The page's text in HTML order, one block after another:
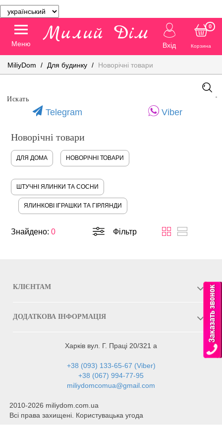
Меню Вхід Корзина
0
MiliyDom Для будинку Новорічні товари
Telegram Viber
Новорічні товари
ДЛЯ ДОМА НОВОРІЧНІ ТОВАРИ
ШТУЧНІ ЯЛИНКИ ТА СОСНИ
ЯЛИНКОВІ ІГРАШКИ ТА ГІРЛЯНДИ
Знайдено:0 Фільтр
КЛІЄНТАМ
ДОДАТКОВА ІНФОРМАЦІЯ
Харків вул. Г. Праці 20/321 а
+38 (093) 133-65-67 (Viber)
+38 (067) 994-77-95
miliydomcomua@gmail.com
2010-2026 miliydom.com.ua
Всі права захищені. Користувацька угода